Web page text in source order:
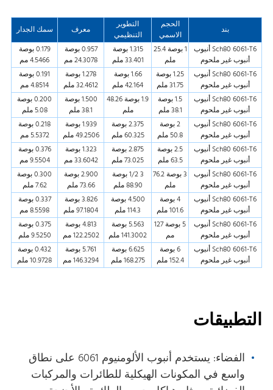
بند
الحجم
الاسمي
التطوير
التنظيمي
معرف
سمك الجدار
Sch80 6061-T6 أنبوب
أنبوب غير ملحوم
1 بوصة 25.4
ملم
1.315 بوصة
33.401 ملم
0.957 بوصة
24.3078 مم
0.179 بوصة
4.5466 مم
Sch80 6061-T6 أنبوب
أنبوب غير ملحوم
1.25 بوصة
31.75 ملم
1.66 بوصة
42.164 ملم
1.278 بوصة
32.4612 ملم
0.191 بوصة
4.8514 مم
Sch80 6061-T6 أنبوب
أنبوب غير ملحوم
1.5 بوصة
38.1 ملم
1.9 بوصة 48.26
ملم
1.500 بوصة
38.1 ملم
0.200 بوصة
5.08 ملم
Sch80 6061-T6 أنبوب
أنبوب غير ملحوم
2 بوصة
50.8 ملم
2.375 بوصة
60.325 ملم
1.939 بوصة
49.2506 ملم
0.218 بوصة
5.5372 مم
Sch80 6061-T6 أنبوب
أنبوب غير ملحوم
2.5 بوصة
63.5 ملم
2.875 بوصة
73.025 ملم
1.323 بوصة
33.6042 مم
0.376 بوصة
9.5504 مم
Sch80 6061-T6 أنبوب
أنبوب غير ملحوم
3 بوصة 76.2
ملم
3 1/2 بوصة
88.90 ملم
2.900 بوصة
73.66 ملم
0.300 بوصة
7.62 ملم
Sch80 6061-T6 أنبوب
أنبوب غير ملحوم
4 بوصة
101.6 ملم
4.500 بوصة
114.3 ملم
3.826 بوصة
97.1804 ملم
0.337 بوصة
8.5598 مم
Sch80 6061-T6 أنبوب
أنبوب غير ملحوم
5 بوصة 127
مم
5.563 بوصة
141.3002 ملم
4.813 بوصة
122.2502 مم
0.375 بوصة
9.5250 ملم
Sch80 6061-T6 أنبوب
أنبوب غير ملحوم
6 بوصة
152.4 ملم
6.625 بوصة
168.275 ملم
5.761 بوصة
146.3294 مم
0.432 بوصة
10.9728 ملم
التطبيقات
الفضاء: يستخدم أنبوب الألومنيوم 6061 على نطاق
واسع في المكونات الهيكلية للطائرات والمركبات